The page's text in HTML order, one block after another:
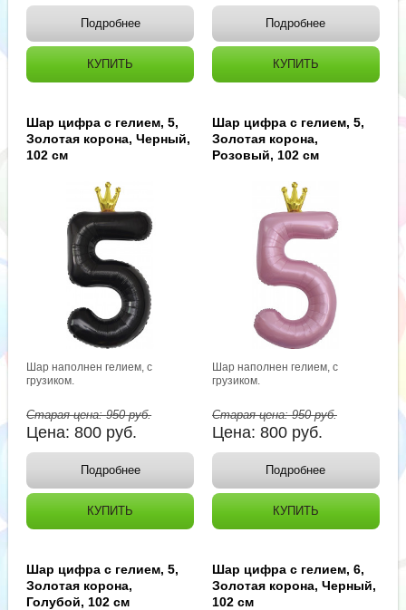
Подробнее
КУПИТЬ
Подробнее
КУПИТЬ
Шар цифра с гелием, 5,
Золотая корона, Черный,
102 см
Шар наполнен гелием, с
грузиком.
Старая цена:950руб.
Цена:800 руб.
Подробнее
КУПИТЬ
Шар цифра с гелием, 5,
Золотая корона,
Розовый, 102 см
Шар наполнен гелием, с
грузиком.
Старая цена:950руб.
Цена: 800 руб.
Подробнее
КУПИТЬ
Шар цифра с гелием, 5,
Золотая корона,
Голубой, 102 см
Шар цифра с гелием, 6,
Золотая корона, Черный,
102 см